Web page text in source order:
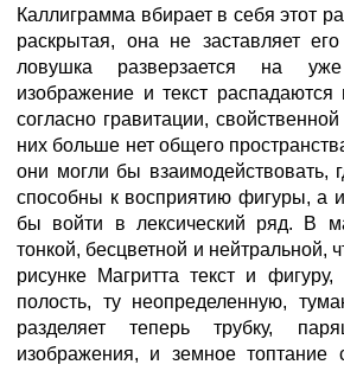
Каллиграмма вбирает в себя этот
раскрытая, она не заставляет
ловушка разверзается на
изображение и текст
согласно гравитации,
них больше нет общего
они могли бы взаимодействовать,
способны к восприятию фигуры, а
бы войти в лексический ряд. В
тонкой, бесцветной и нейтральной,
рисунке Магритта текст и
полость, ту неопределенную,
разделяет теперь трубку,
изображения, и земное топтание